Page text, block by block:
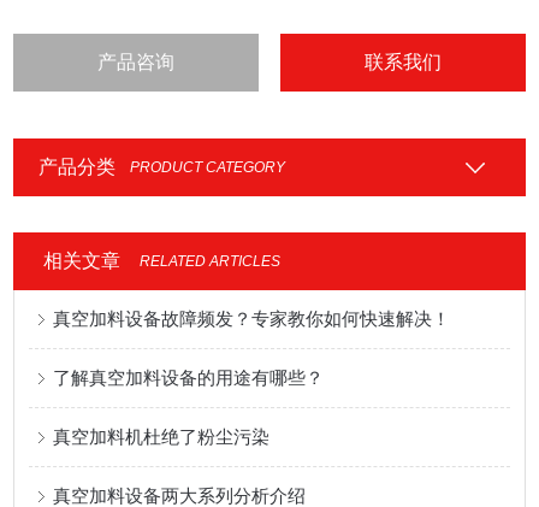
产品咨询 联系我们
产品分类 PRODUCT CATEGORY
相关文章 RELATED ARTICLES
真空加料设备故障频发？专家教你如何快速解决！
了解真空加料设备的用途有哪些？
真空加料机杜绝了粉尘污染
真空加料设备两大系列分析介绍